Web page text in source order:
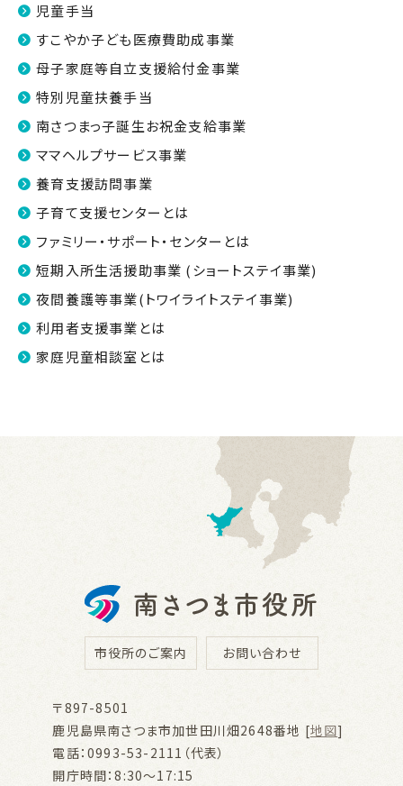
児童手当
すこやか子ども医療費助成事業
母子家庭等自立支援給付金事業
特別児童扶養手当
南さつまっ子誕生お祝金支給事業
ママヘルプサービス事業
養育支援訪問事業
子育て支援センターとは
ファミリー・サポート・センターとは
短期入所生活援助事業 (ショートステイ事業)
夜間養護等事業(トワイライトステイ事業)
利用者支援事業とは
家庭児童相談室とは
市役所のご案内 お問い合わせ
〒897-8501
鹿児島県南さつま市加世田川畑2648番地 [地図]
電話：0993-53-2111（代表）
開庁時間：8:30～17:15